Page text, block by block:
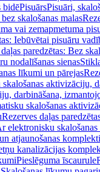
bidēPisuārsPisuāri,
skalošanas malas
vai zemapmetuma
Iebūvētai pisuāru
paredzētas: Bez
nodalīšanas sienas
līkumi un pārejas
aktivizāciju,
darbināšana,
skalošanas
Rezerves daļas
elektronisku
atjaunošanas komplekti
kanalizācijas
Pieslēguma īscaurule